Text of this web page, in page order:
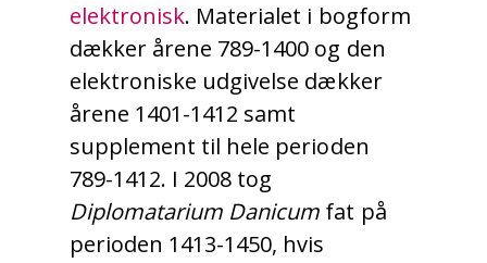
elektronisk. Materialet i bogform
dækker årene 789-1400 og den
elektroniske udgivelse dækker
årene 1401-1412 samt
supplement til hele perioden
789-1412. I 2008 tog
Diplomatarium Danicum fat på
perioden 1413-1450, hvis